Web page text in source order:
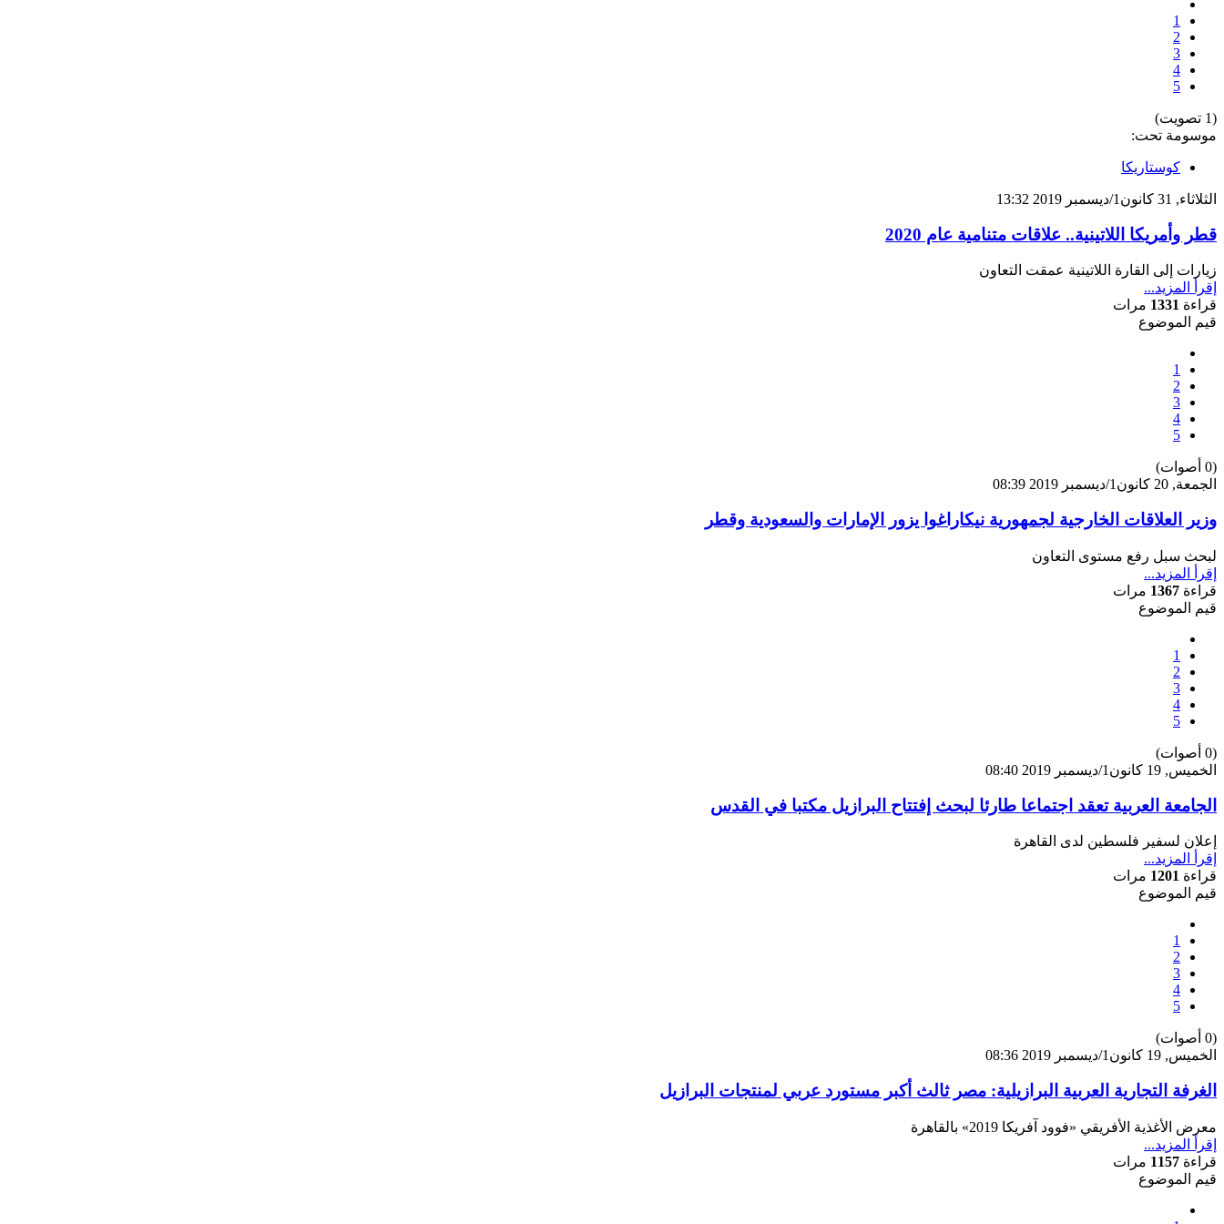
1
2
3
4
5
(1 تصويت)
موسومة تحت:
كوستاريكا
الثلاثاء, 31 كانون1/ديسمبر 2019 13:32
قطر وأمريكا اللاتينية.. علاقات متنامية عام 2020
زيارات إلى القارة اللاتينية عمقت التعاون
إقرأ المزيد...
قراءة 1331 مرات
قيم الموضوع
1
2
3
4
5
(0 أصوات)
الجمعة, 20 كانون1/ديسمبر 2019 08:39
وزير العلاقات الخارجية لجمهورية نيكاراغوا يزور الإمارات والسعودية وقطر
لبحث سبل رفع مستوى التعاون
إقرأ المزيد...
قراءة 1367 مرات
قيم الموضوع
1
2
3
4
5
(0 أصوات)
الخميس, 19 كانون1/ديسمبر 2019 08:40
الجامعة العربية تعقد اجتماعا طارئا لبحث إفتتاح البرازيل مكتبا في القدس
إعلان لسفير فلسطين لدى القاهرة
إقرأ المزيد...
قراءة 1201 مرات
قيم الموضوع
1
2
3
4
5
(0 أصوات)
الخميس, 19 كانون1/ديسمبر 2019 08:36
الغرفة التجارية العربية البرازيلية: مصر ثالث أكبر مستورد عربي لمنتجات البرازيل
معرض الأغذية الأفريقي «فوود آفريكا 2019» بالقاهرة
إقرأ المزيد...
قراءة 1157 مرات
قيم الموضوع